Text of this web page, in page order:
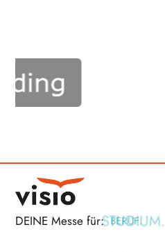
DEINE Messe für: BERUF.
STUDIUM.